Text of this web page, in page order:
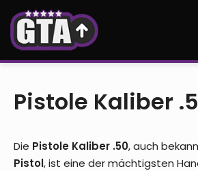
Pistole Kaliber
Die Pistole Kaliber .50, auch
Pistol, ist eine der mächtigsten